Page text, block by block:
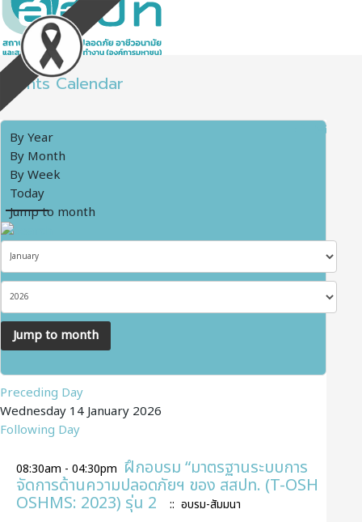
Events Calendar
By Year
By Month
By Week
Today
Jump to month
Jump to month
Preceding Day
Wednesday 14 January 2026
Following Day
08:30am - 04:30pm ฝึกอบรม “มาตรฐานระบบการ
จัดการด้านความปลอดภัยฯ ของ สสปท. (T-OSH
OSHMS: 2023) รุ่น 2 :: อบรม-สัมมนา